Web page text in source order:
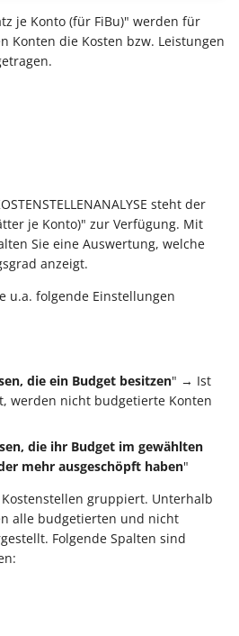
je Konto (für FiBu)" werden für
Konten die Kosten bzw. Leistungen
steht der
je Konto)" zur Verfügung. Mit
Sie eine Auswertung, welche
anzeigt.
u.a. folgende Einstellungen
die ein Budget besitzen" → Ist
werden nicht budgetierte Konten
die ihr Budget im gewählten
mehr ausgeschöpft haben"
gruppiert. Unterhalb
alle budgetierten und nicht
Folgende Spalten sind
der Positionserfassung
beim Wandeln
Positionen"
Regeln für
Zahlungsverkehreingang
Commerce-Bereich)
Arbeitsplatz (Logistik &
Versand)